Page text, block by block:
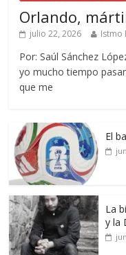
Orlando,
julio 22, 2026 Istmo
Por: Saúl Sánchez
yo mucho tiempo
que me
El
La
y la